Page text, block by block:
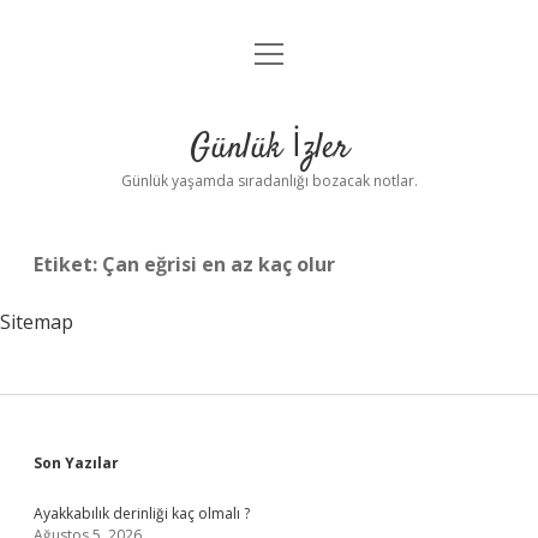
Anasayfa
Yasal Uyarı
menüyü
Günlük İzler
Günlük yaşamda sıradanlığı bozacak notlar.
Etiket: Çan eğrisi en az kaç olur
Sitemap
Sidebar
Son Yazılar
Ayakkabılık derinliği kaç olmalı ?